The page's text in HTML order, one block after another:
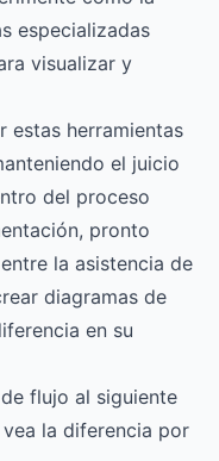
especializadas
visualizar y
estas herramientas
el juicio
del proceso
pronto
la asistencia de
diagramas de
en su
flujo al siguiente
la diferencia por